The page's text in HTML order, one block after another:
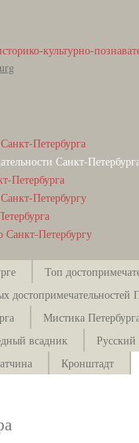
культурно-
Петербурга
Санкт-
Петербурга
Петербургу
Санкт-Петербургу
Топ
достопримечательностей
Мистика
всадник
Кронштадт